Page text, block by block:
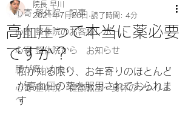
心寄 整体院 記事
心寄 整体院のお客様レポート
心寄 整体院から お知らせ
腰が痛いかたへ
心寄 整体院 健康教室～身体のソムリエ
～
高血圧って本当に薬必要
ですか？
院長 早川
2021年7月20日 読了時間: 4分
私が知る限り、お年寄りのほとんど
が高血圧の薬を服用されておられま
す